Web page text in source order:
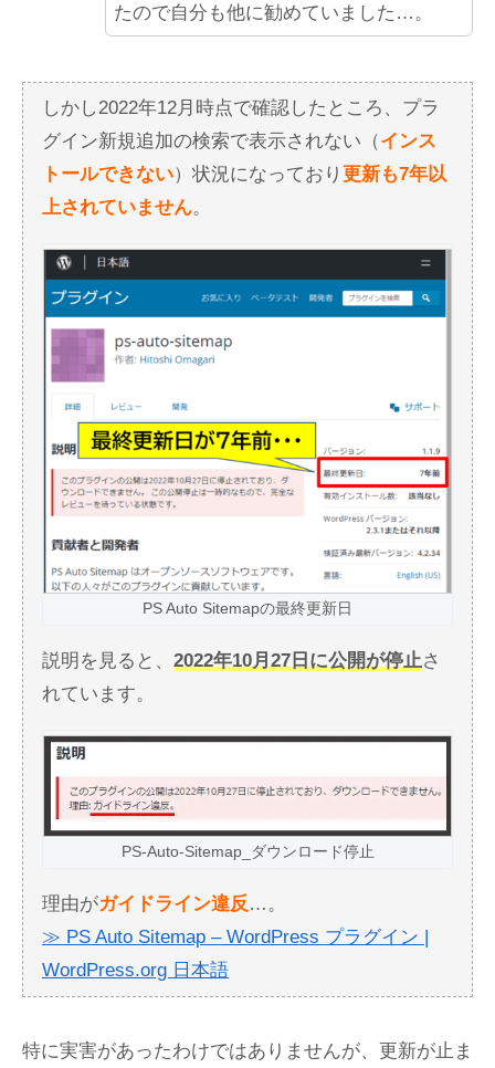
たので自分も他に勧めていました…。
しかし2022年12月時点で確認したところ、プラ
グイン新規追加の検索で表示されない（インス
トールできない）状況になっており 更新も7年以
上されていません。
PS Auto Sitemapの最終更新日
説明を見ると、 2022年10月27日に公開が停止さ
れています。
PS-Auto-Sitemap_ダウンロード停止
理由がガイドライン違反 …。
≫ PS Auto Sitemap – WordPress プラグイン |
WordPress.org 日本語
特に実害があったわけではありませんが、更新が止ま